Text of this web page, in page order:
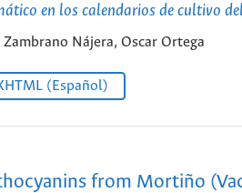
en los calendarios de cultivo
Nájera, Oscar Ortega
(Español)
from Mortiño